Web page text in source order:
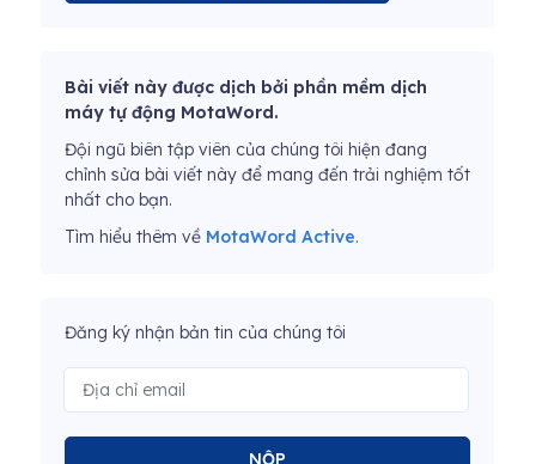
Bài viết này được dịch bởi phần mềm dịch
máy tự động MotaWord.
Đội ngũ biên tập viên của chúng tôi hiện đang
chỉnh sửa bài viết này để mang đến trải nghiệm tốt
nhất cho bạn.
Tìm hiểu thêm về MotaWord Active.
Đăng ký nhận bản tin của chúng tôi
NỘP